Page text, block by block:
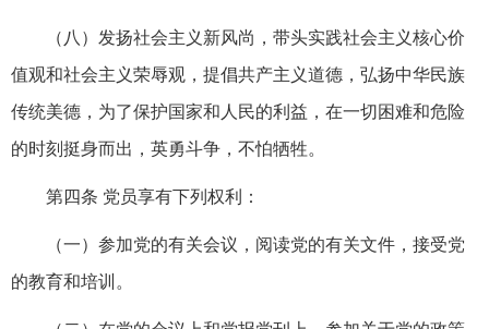
（八）发扬社会主义新风尚，带头实践社会主义核心价
值观和社会主义荣辱观，提倡共产主义道德，弘扬中华民族
传统美德，为了保护国家和人民的利益，在一切困难和危险
的时刻挺身而出，英勇斗争，不怕牺牲。
第四条 党员享有下列权利：
（一）参加党的有关会议，阅读党的有关文件，接受党
的教育和培训。